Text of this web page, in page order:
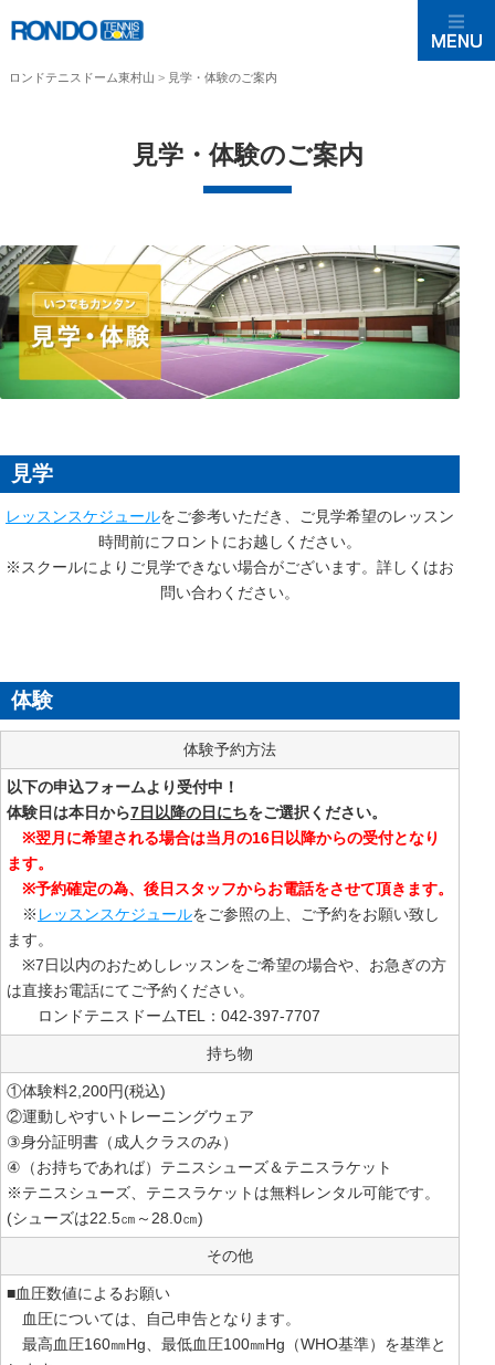
ロンドテニスドーム東村山 > 見学・体験のご案内
見学・体験のご案内
見学
レッスンスケジュールをご参考いただき、ご見学希望のレッスン
時間前にフロントにお越しください。
※スクールによりご見学できない場合がございます。詳しくはお
問い合わください。
体験
体験予約方法
以下の申込フォームより受付中！
体験日は本日から7日以降の日にちをご選択ください。
※翌月に希望される場合は当月の16日以降からの受付となり
ます。
※予約確定の為、後日スタッフからお電話をさせて頂きます。
※ レッスンスケジュールをご参照の上、ご予約をお願い致し
ます。
※7日以内のおためしレッスンをご希望の場合や、お急ぎの方
は直接お電話にてご予約ください。
ロンドテニスドームTEL：042-397-7707
持ち物
①体験料2,200円(税込)
②運動しやすいトレーニングウェア
③身分証明書（成人クラスのみ）
④（お持ちであれば）テニスシューズ＆テニスラケット
※テニスシューズ、テニスラケットは無料レンタル可能です。
(シューズは22.5㎝～28.0㎝)
その他
■血圧数値によるお願い
血圧については、自己申告となります。
最高血圧160㎜Hg、最低血圧100㎜Hg（WHO基準）を基準と